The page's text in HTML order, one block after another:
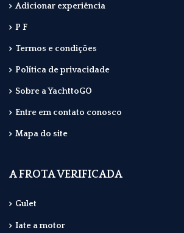
Adicionar experiência
P F
Termos e condições
Política de privacidade
Sobre a YachttoGO
Entre em contato conosco
Mapa do site
A FROTA VERIFICADA
Gulet
Iate a motor